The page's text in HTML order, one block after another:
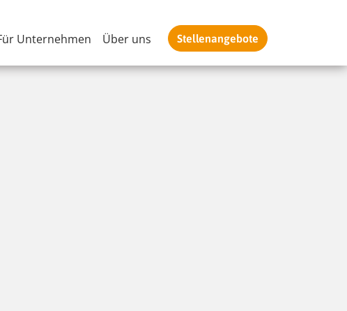
Unternehmen Über uns Stellenangebote